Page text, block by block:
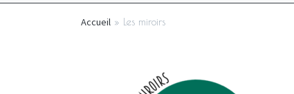
Accueil » Les miroirs